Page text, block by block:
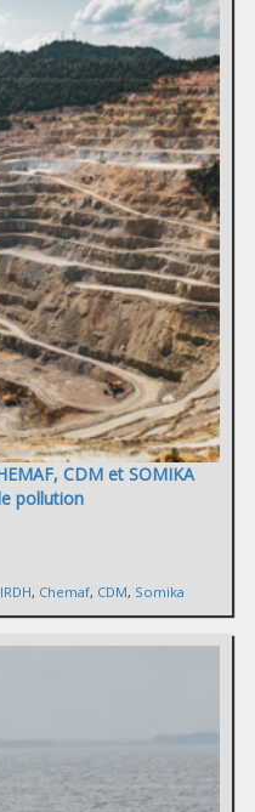
CDM et SOMIKA
pollution
IRDH, Chemaf, CDM, Somika